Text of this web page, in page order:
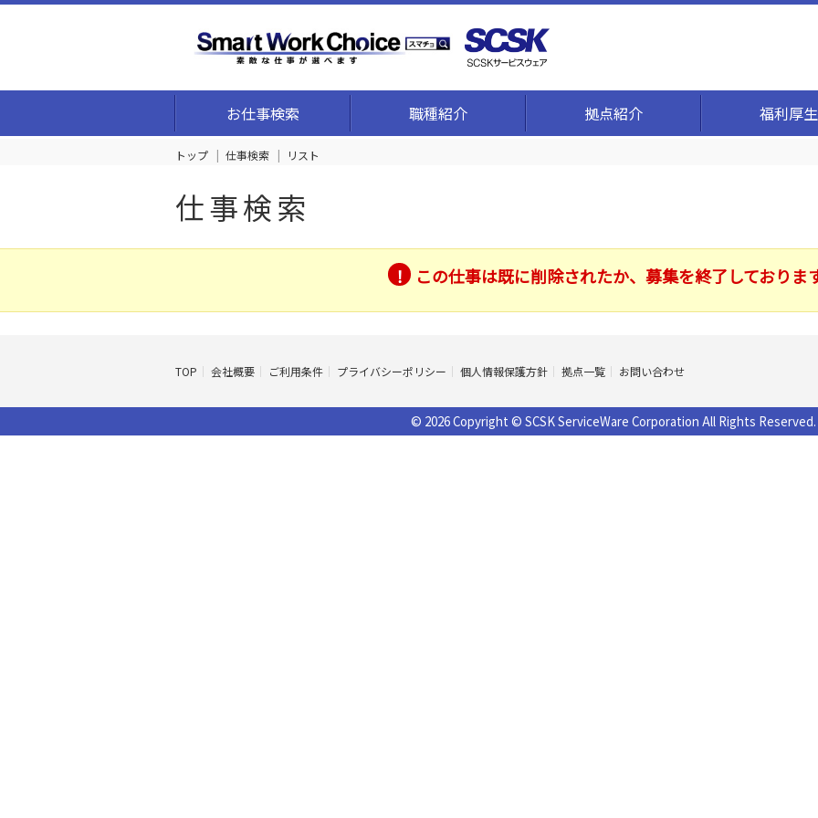
お仕事検索 職種紹介 拠点紹介 福利厚生
トップ 仕事検索 リスト
仕事検索
この仕事は既に削除されたか、募集を終了しておりま
TOP 会社概要 ご利用条件 プライバシーポリシー 個人情報保護方針 拠点一覧 お問い合わせ
© 2026 Copyright © SCSK ServiceWare Corporation All Rights Reserved.